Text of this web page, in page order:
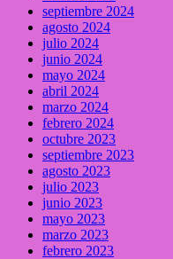
septiembre 2024
agosto 2024
julio 2024
junio 2024
mayo 2024
abril 2024
marzo 2024
febrero 2024
octubre 2023
septiembre 2023
agosto 2023
julio 2023
junio 2023
mayo 2023
marzo 2023
febrero 2023